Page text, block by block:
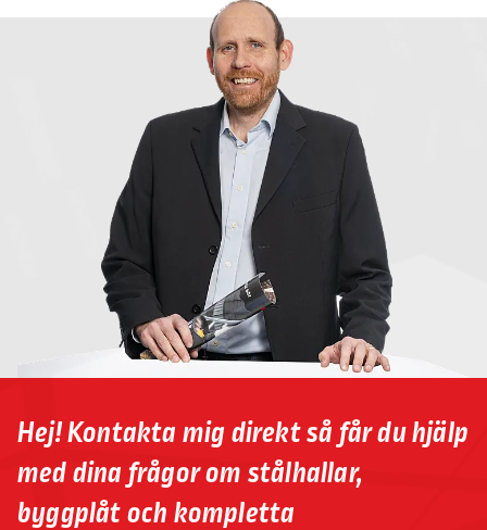
Hej! Kontakta mig direkt så får du hjälp
med dina frågor om stålhallar,
byggplåt och kompletta